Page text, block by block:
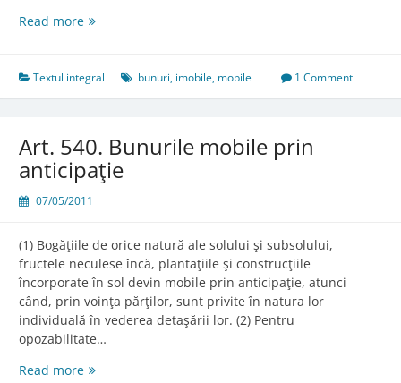
Read moreArt.
mobile
Textul integral bunuri, imobile, mobile 1 Comment
Art. 540. Bunurile mobile prin
anticipaţie
07/05/2011
(1) Bogăţiile de orice natură ale solului şi subsolului,
fructele neculese încă, plantaţiile şi construcţiile
încorporate în sol devin mobile prin anticipaţie, atunci
când, prin voinţa părţilor, sunt privite în natura lor
individuală în vederea detaşării lor. (2) Pentru
opozabilitate…
Read moreArt.